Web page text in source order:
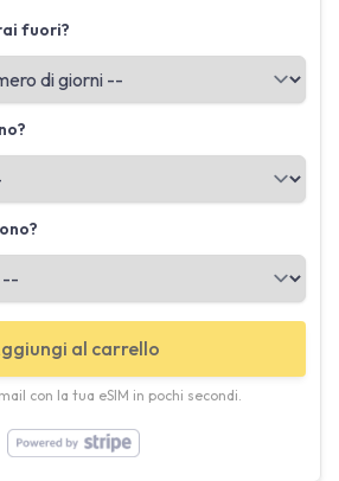
fuori?
al carrello
con la tua eSIM in pochi secondi.